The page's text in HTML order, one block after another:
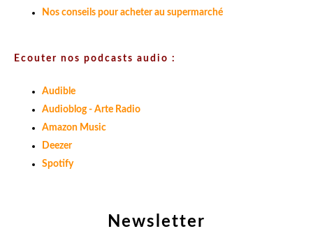
Newsletter
Nos conseils pour acheter au supermarché
Ecouter nos podcasts audio :
Audible
Audioblog - Arte Radio
Amazon Music
Deezer
Spotify